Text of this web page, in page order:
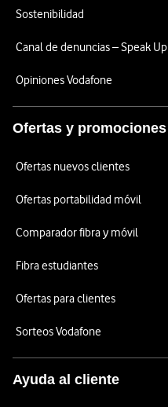
Sostenibilidad
Canal de denuncias – Speak Up
Opiniones Vodafone
Ofertas y promociones
Ofertas nuevos clientes
Ofertas portabilidad móvil
Comparador fibra y móvil
Fibra estudiantes
Ofertas para clientes
Sorteos Vodafone
Ayuda al cliente